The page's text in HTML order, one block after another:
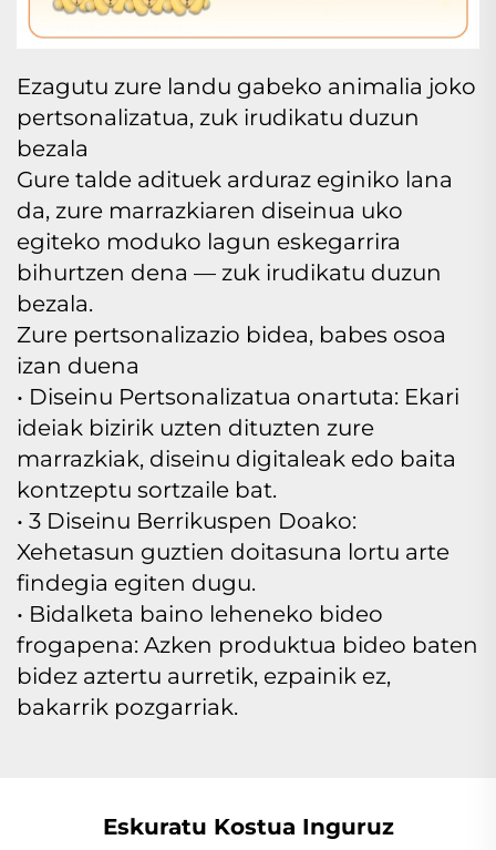
Ezagutu zure landu gabeko animalia joko
pertsonalizatua, zuk irudikatu duzun
bezala
Gure talde adituek arduraz eginiko lana
da, zure marrazkiaren diseinua uko
egiteko moduko lagun eskegarrira
bihurtzen dena — zuk irudikatu duzun
bezala.
Zure pertsonalizazio bidea, babes osoa
izan duena
• Diseinu Pertsonalizatua onartuta: Ekari
ideiak bizirik uzten dituzten zure
marrazkiak, diseinu digitaleak edo baita
kontzeptu sortzaile bat.
• 3 Diseinu Berrikuspen Doako:
Xehetasun guztien doitasuna lortu arte
findegia egiten dugu.
• Bidalketa baino leheneko bideo
frogapena: Azken produktua bideo baten
bidez aztertu aurretik, ezpainik ez,
bakarrik pozgarriak.
Eskuratu Kostua Inguruz